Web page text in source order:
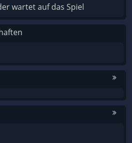
wartet auf das Spiel